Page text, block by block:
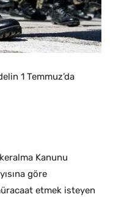
1 Temmuz’da
Kanunu
göre
etmek isteyen